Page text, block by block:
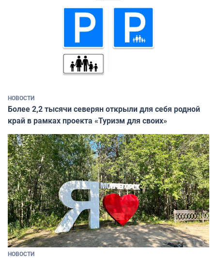
НОВОСТИ
Более 2,2 тысячи северян открыли для себя родной
край в рамках проекта «Туризм для своих»
НОВОСТИ